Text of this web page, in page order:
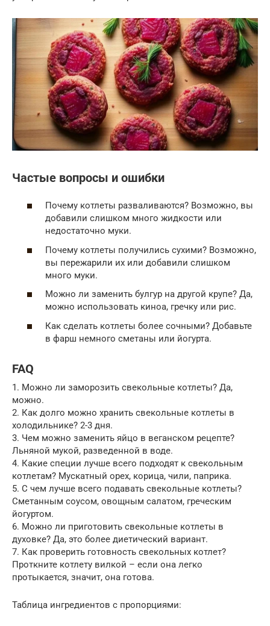
Частые вопросы и ошибки
Почему котлеты разваливаются? Возможно, вы
добавили слишком много жидкости или
недостаточно муки.
Почему котлеты получились сухими? Возможно,
вы пережарили их или добавили слишком
много муки.
Можно ли заменить булгур на другой крупе? Да,
можно использовать киноа, гречку или рис.
Как сделать котлеты более сочными? Добавьте
в фарш немного сметаны или йогурта.
FAQ
1. Можно ли заморозить свекольные котлеты? Да,
можно.
2. Как долго можно хранить свекольные котлеты в
холодильнике? 2-3 дня.
3. Чем можно заменить яйцо в веганском рецепте?
Льняной мукой, разведенной в воде.
4. Какие специи лучше всего подходят к свекольным
котлетам? Мускатный орех, корица, чили, паприка.
5. С чем лучше всего подавать свекольные котлеты?
Сметанным соусом, овощным салатом, греческим
йогуртом.
6. Можно ли приготовить свекольные котлеты в
духовке? Да, это более диетический вариант.
7. Как проверить готовность свекольных котлет?
Проткните котлету вилкой – если она легко
протыкается, значит, она готова.
Таблица ингредиентов с пропорциями: